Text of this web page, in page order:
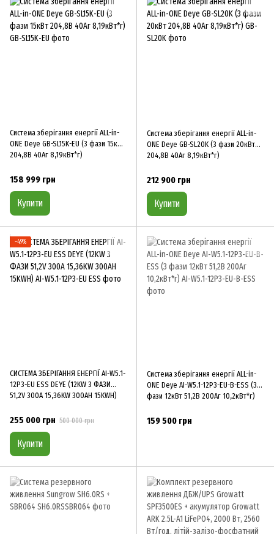
Система зберігання енергії ALL-in-
ONE Deye GB-SL15K-EU (3 фази 15кВт
204,8В 40Аг 8,19кВт*г)
158 999 грн
Купити
Система зберігання енергії ALL-in-
ONE Deye GB-SL20K (3 фази 20кВт
204,8В 40Аг 8,19кВт*г)
212 900 грн
Купити
−49%
СИСТЕМА ЗБЕРІГАННЯ ЕНЕРГІЇ AI-W5.1-
12P3-EU ESS DEYE (12KW 3 ФАЗИ
51,2V 300A 15,36KW 300AH 15KWH)
255 000 грн 500 000 грн
Купити
Система зберігання енергії ALL-in-
ONE Deye AI-W5.1-12P3-EU-B-ESS (3
фази 12кВт 51,2В 200Аг 10,2кВт*г)
159 500 грн